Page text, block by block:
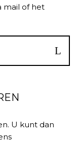
mail of het
U kunt dan